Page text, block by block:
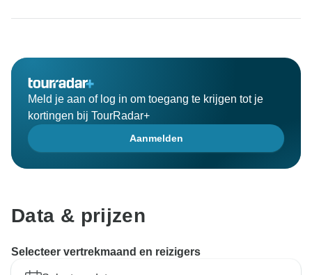
Meld je aan of log in om toegang te krijgen tot je
kortingen bij TourRadar+
Aanmelden
Data & prijzen
Selecteer vertrekmaand en reizigers